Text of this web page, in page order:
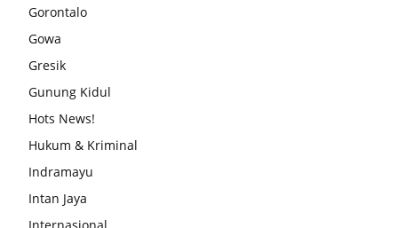
Gorontalo
Gowa
Gresik
Gunung Kidul
Hots News!
Hukum & Kriminal
Indramayu
Intan Jaya